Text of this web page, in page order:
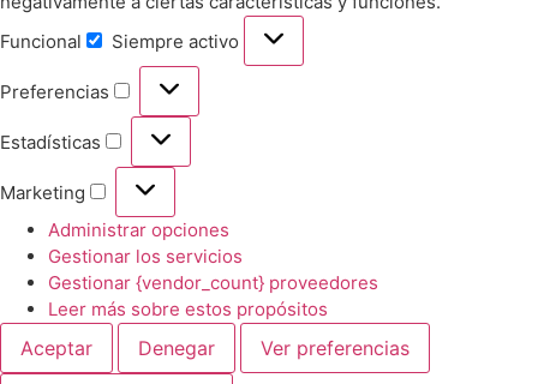
Funcional
Siempre activo
Preferencias
Estadísticas
Marketing
Administrar opciones
Gestionar los servicios
Gestionar {vendor_count} proveedores
Leer más sobre estos propósitos
Aceptar Denegar Ver preferencias